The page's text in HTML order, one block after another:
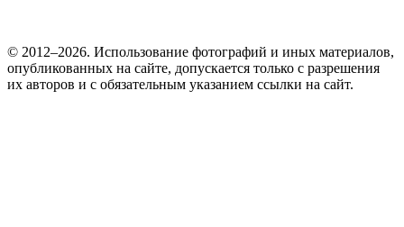
© 2012–2026. Использование фотографий и иных материалов,
опубликованных на сайте, допускается только с разрешения
их авторов и c обязательным указанием ссылки на сайт.